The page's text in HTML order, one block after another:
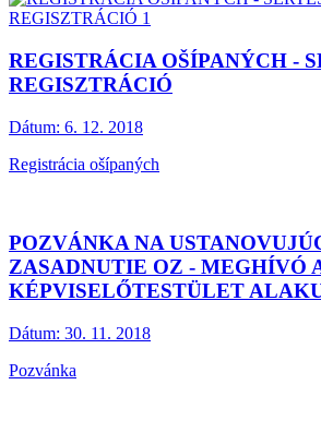
REGISTRÁCIA OŠÍPANÝCH -
REGISZTRÁCIÓ
Dátum: 6. 12. 2018
Registrácia ošípaných
POZVÁNKA NA
ZASADNUTIE OZ - MEGHÍVÓ
KÉPVISELŐTESTÜLET
Dátum: 30. 11. 2018
Pozvánka